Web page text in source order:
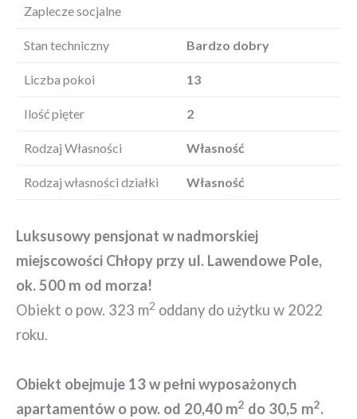
Zaplecze socjalne
Stan techniczny Bardzo dobry
Liczba pokoi 13
Ilość pięter 2
Rodzaj Własności Własność
Rodzaj własności działki Własność
Luksusowy pensjonat w nadmorskiej
miejscowości Chłopy przy ul. Lawendowe Pole,
ok. 500 m od morza!
Obiekt o pow. 323 m2 oddany do użytku w 2022
roku.
Obiekt obejmuje 13 w pełni wyposażonych
apartamentów o pow. od 20,40 m2 do 30,5 m2.